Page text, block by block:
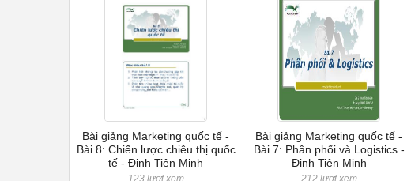
Bài giảng Marketing quốc tế -
Bài 8: Chiến lược chiêu thị quốc
tế - Đinh Tiên Minh
123 lượt xem
Bài giảng Marketing quốc tế -
Bài 7: Phân phối và Logistics -
Đinh Tiên Minh
212 lượt xem